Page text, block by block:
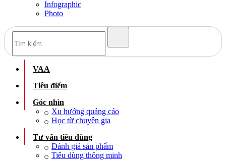
Infographic
Photo
VAA
Tiêu điểm
Góc nhìn
Xu hướng quảng cáo
Học từ chuyên gia
Tư vấn tiêu dùng
Đánh giá sản phẩm
Tiêu dùng thông minh